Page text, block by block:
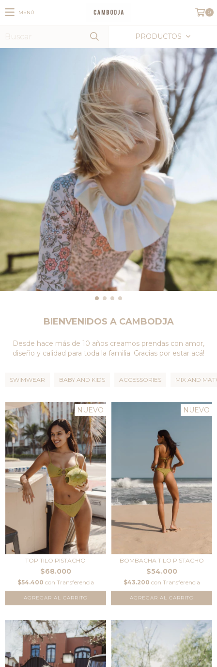
MENÚ 0
PRODUCTOS
BIENVENIDOS A CAMBODJA
Desde hace más de 10 años creamos prendas con amor,
diseño y calidad para toda la familia. Gracias por estar acá!
SWIMWEAR BABY AND KIDS ACCESSORIES MIX AND
NUEVO
TOP TILO PISTACHO
$68.000
$54.400 con Transferencia
AGREGAR AL CARRITO
NUEVO
BOMBACHA TILO PISTACHO
$54.000
$43.200 con Transferencia
AGREGAR AL CARRITO